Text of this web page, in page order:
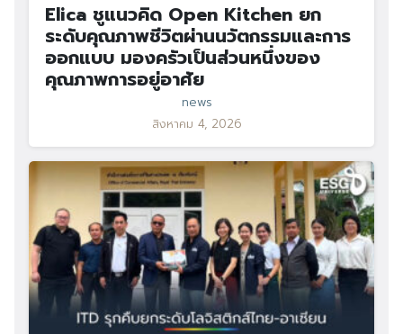
Elica ชูแนวคิด Open Kitchen ยก
ระดับคุณภาพชีวิตผ่านนวัตกรรมและการ
ออกแบบ มองครัวเป็นส่วนหนึ่งของ
คุณภาพการอยู่อาศัย
news
สิงหาคม 4, 2026